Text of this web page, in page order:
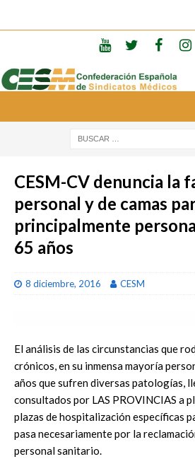
CESM-CV denuncia la
personal y de camas
principalmente
65 años
8 diciembre, 2016 CESM
El análisis de las circunstancias que
crónicos, en su inmensa mayoría
años que sufren diversas patologías,
consultados por LAS PROVINCIAS a
plazas de hospitalización específicas
pasa necesariamente por la
personal sanitario.